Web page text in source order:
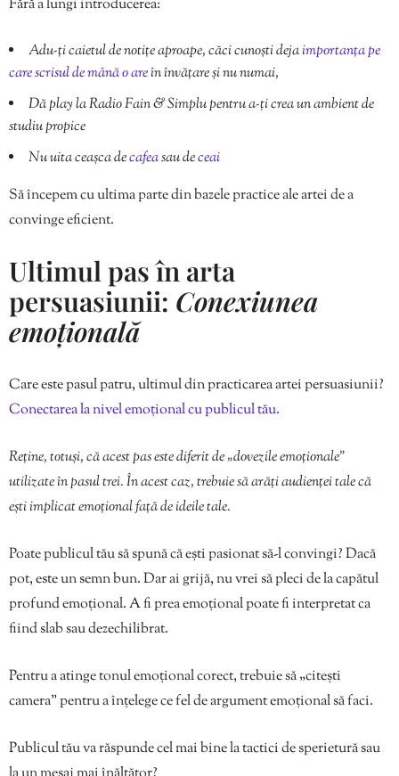
Fără a lungi introducerea:
Adu-ți caietul de notițe aproape, căci cunoști dejaimportanța pe
care scrisul de mână o areîn învățare și nu numai,
Dă play la Radio Fain & Simplu pentru a-ți crea un ambient de
studiu propice
Nu uita ceașca decafeasau deceai
Să începem cu ultima parte din bazele practice ale artei de a
convinge eficient.
Ultimul pas în arta
persuasiunii: Conexiunea
emoțională
Care este pasul patru, ultimul din practicarea artei persuasiunii?
Conectarea la nivel emoțional cu publicul tău.
Reține, totuși, că acest pas este diferit de „dovezile emoționale”
utilizate în pasul trei. În acest caz, trebuie să arăți audienței tale că
ești implicat emoțional față de ideile tale.
Poate publicul tău să spună că ești pasionat să-l convingi? Dacă
pot, este un semn bun. Dar ai grijă, nu vrei să pleci de la capătul
profund emoțional. A fi prea emoțional poate fi interpretat ca
fiind slab sau dezechilibrat.
Pentru a atinge tonul emoțional corect, trebuie să „citești
camera” pentru a înțelege ce fel de argument emoțional să faci.
Publicul tău va răspunde cel mai bine la tactici de sperietură sau